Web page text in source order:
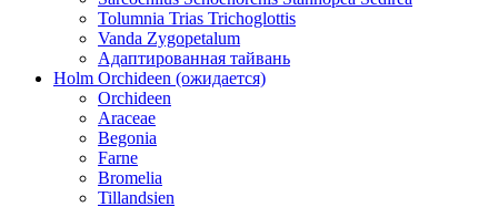
Tolumnia Trias Trichoglottis
Vanda Zygopetalum
Адаптированная тайвань
Holm Orchideen (ожидается)
Orchideen
Araceae
Begonia
Farne
Bromelia
Tillandsien